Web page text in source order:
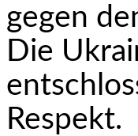
gegen
Die
Respekt.